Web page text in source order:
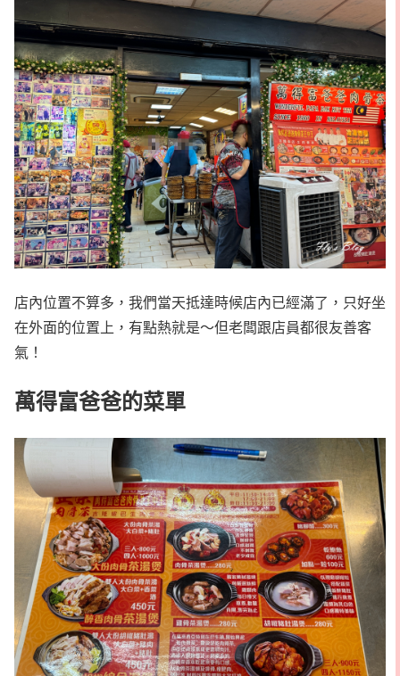
店內位置不算多，我們當天抵達時候店內已經滿了，只好坐
在外面的位置上，有點熱就是～但老闆跟店員都很友善客
氣！
萬得富爸爸的菜單